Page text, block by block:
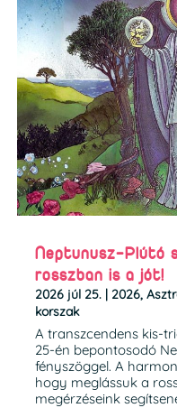
Neptunusz-Plútó
rosszban is a jót!
2026 júl 25. | 2026,
korszak
A transzcendens kis-
25-én bepontosodó
fényszöggel. A
hogy meglássuk a
megérzéseink